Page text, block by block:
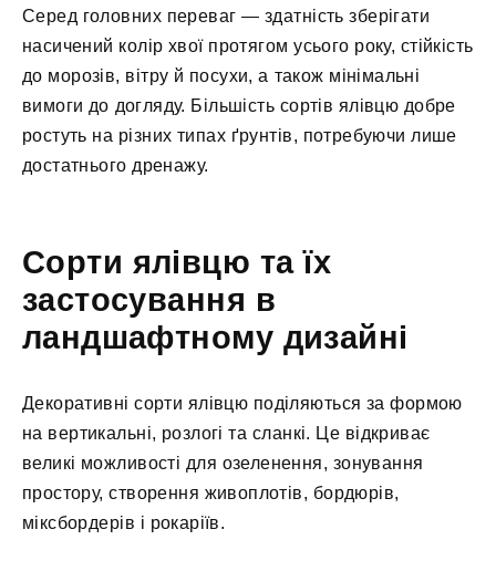
Серед головних переваг — здатність зберігати
насичений колір хвої протягом усього року, стійкість
до морозів, вітру й посухи, а також мінімальні
вимоги до догляду. Більшість сортів ялівцю добре
ростуть на різних типах ґрунтів, потребуючи лише
достатнього дренажу.
Сорти ялівцю та їх
застосування в
ландшафтному дизайні
Декоративні сорти ялівцю поділяються за формою
на вертикальні, розлогі та сланкі. Це відкриває
великі можливості для озеленення, зонування
простору, створення живоплотів, бордюрів,
міксбордерів і рокаріїв.